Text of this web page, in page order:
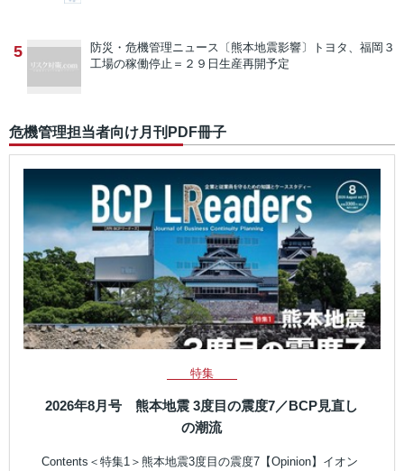
5 防災・危機管理ニュース 〔熊本地震影響〕トヨタ、福岡３
工場の稼働停止＝２９日生産再開予定
危機管理担当者向け月刊PDF冊子
特集
2026年8月号 熊本地震 3度目の震度7／BCP見直し
の潮流
Contents＜特集1＞熊本地震3度目の震度7【Opinion】イオン